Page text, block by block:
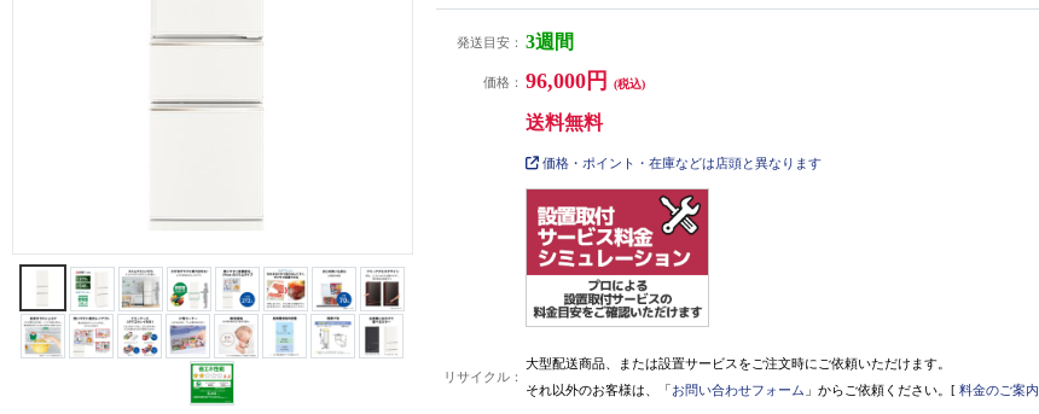
発送目安： 3週間
価格： 96,000円 (税込)
送料無料
価格・ポイント・在庫などは店頭と異なります
リサイクル：
大型配送商品、または設置サービスをご注文時にご依頼いただけます。
それ以外のお客様は、「お問い合わせフォーム 」からご依頼ください。[ 料金のご案内